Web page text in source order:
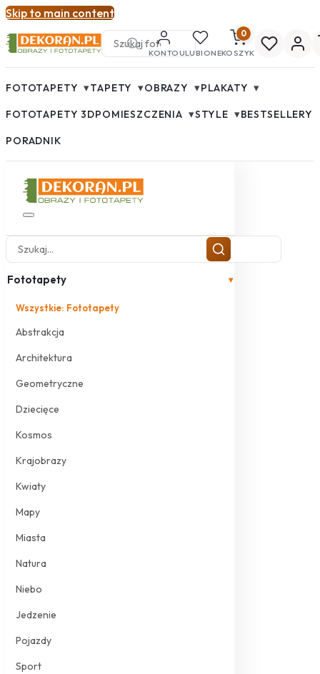
Skip to main content
KONTOULUBIONE
0
KOSZYK
FOTOTAPETY ▾TAPETY ▾OBRAZY ▾PLAKATY ▾
FOTOTAPETY 3DPOMIESZCZENIA ▾STYLE ▾BESTSELLERY
PORADNIK
Fototapety ▾
Wszystkie: Fototapety
Abstrakcja
Architektura
Geometryczne
Dziecięce
Kosmos
Krajobrazy
Kwiaty
Mapy
Miasta
Natura
Niebo
Jedzenie
Pojazdy
Sport